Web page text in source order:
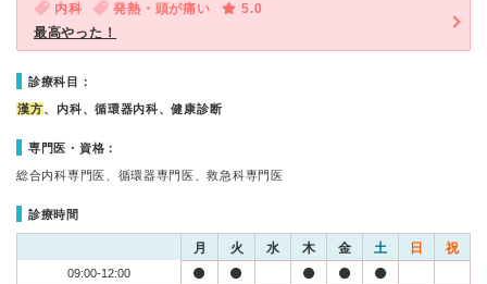
内科 発熱・頭が痛い
5.0
最高やった！
診療科目：
漢方、内科、循環器内科、健康診断
専門医・資格：
総合内科専門医、循環器専門医、救急科専門医
診療時間
月 火 水 木 金 土 日 祝
09:00-12:00